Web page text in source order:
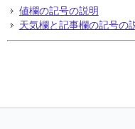
24
24
24
24
値欄の記号の説明
天気欄と記事欄の記号の